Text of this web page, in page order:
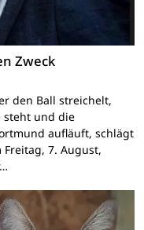
Zweck
den Ball streichelt,
steht und die
aufläuft, schlägt
7. August,